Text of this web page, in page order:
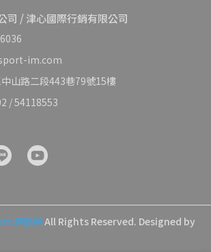
司 / 津心國際行銷有限公司
im.com
山路二段443巷79號15樓
/ 54118553
運動迷All Rights Reserved. Designed by